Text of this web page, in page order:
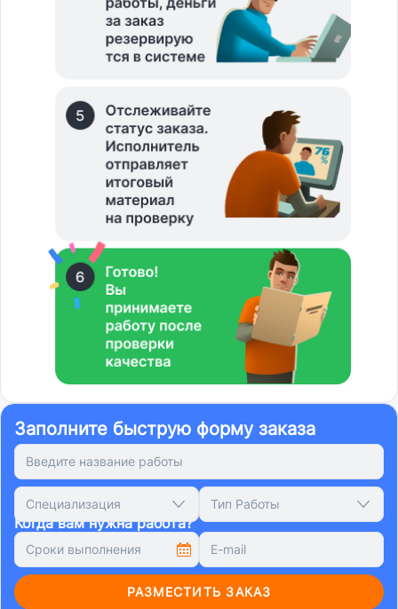
Заполните быструю форму заказа
Специализация Тип Работы
Когда вам нужна работа?
РАЗМЕСТИТЬ ЗАКАЗ